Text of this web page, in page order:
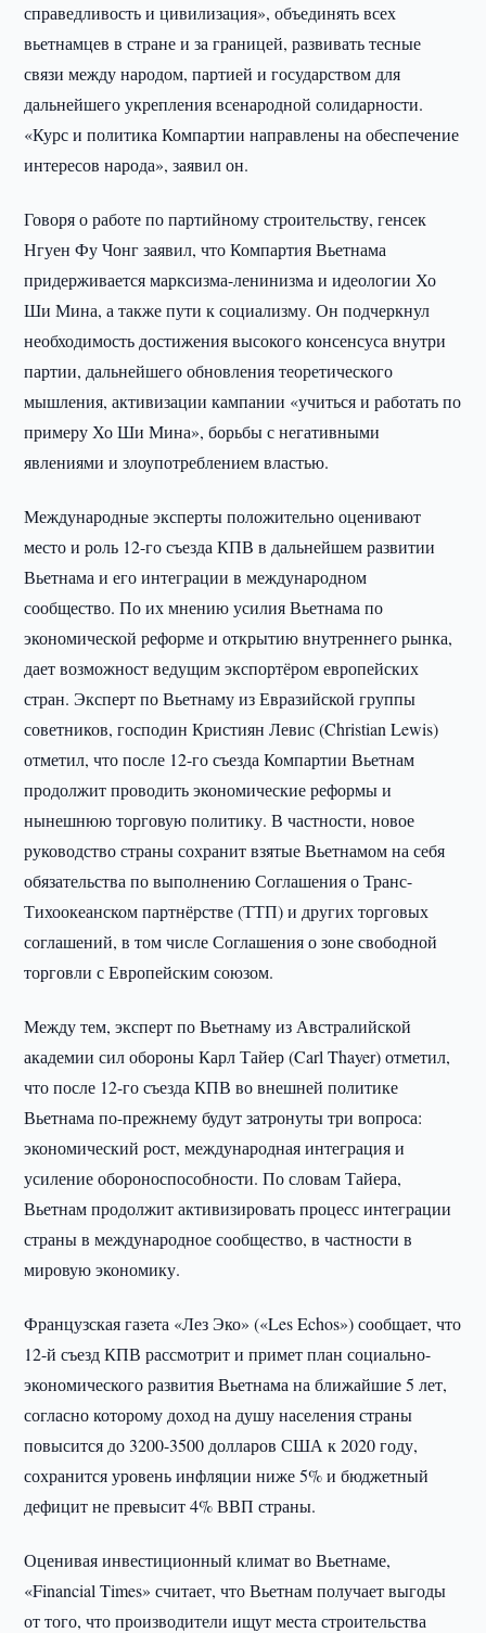
справедливость и цивилизация», объединять всех
вьетнамцев в стране и за границей, развивать тесные
связи между народом, партией и государством для
дальнейшего укрепления всенародной солидарности.
«Курс и политика Компартии направлены на обеспечение
интересов народа», заявил он.
Говоря о работе по партийному строительству, генсек
Нгуен Фу Чонг заявил, что Компартия Вьетнама
придерживается марксизма-ленинизма и идеологии Хо
Ши Мина, а также пути к социализму. Он подчеркнул
необходимость достижения высокого консенсуса внутри
партии, дальнейшего обновления теоретического
мышления, активизации кампании «учиться и работать по
примеру Хо Ши Мина», борьбы с негативными
явлениями и злоупотреблением властью.
Международные эксперты положительно оценивают
место и роль 12-го съезда КПВ в дальнейшем развитии
Вьетнама и его интеграции в международном
сообщество. По их мнению усилия Вьетнама по
экономической реформе и открытию внутреннего рынка,
дает возможност ведущим экспортёром европейских
стран. Эксперт по Вьетнаму из Евразийской группы
советников, господин Кристиян Левис (Christian Lewis)
отметил, что после 12-го съезда Компартии Вьетнам
продолжит проводить экономические реформы и
нынешнюю торговую политику. В частности, новое
руководство страны сохранит взятые Вьетнамом на себя
обязательства по выполнению Соглашения о Транс-
Тихоокеанском партнёрстве (ТТП) и других торговых
соглашений, в том числе Соглашения о зоне свободной
торговли с Европейским союзом.
Между тем, эксперт по Вьетнаму из Австралийской
академии сил обороны Карл Тайер (Carl Thayer) отметил,
что после 12-го съезда КПВ во внешней политике
Вьетнама по-прежнему будут затронуты три вопроса:
экономический рост, международная интеграция и
усиление обороноспособности. По словам Тайера,
Вьетнам продолжит активизировать процесс интеграции
страны в международное сообщество, в частности в
мировую экономику.
Французская газета «Лез Эко» («Les Echos») сообщает, что
12-й съезд КПВ рассмотрит и примет план социально-
экономического развития Вьетнама на ближайшие 5 лет,
согласно которому доход на душу населения страны
повысится до 3200-3500 долларов США к 2020 году,
сохранится уровень инфляции ниже 5% и бюджетный
дефицит не превысит 4% ВВП страны.
Оценивая инвестиционный климат во Вьетнаме,
«Financial Times» считает, что Вьетнам получает выгоды
от того, что производители ищут места строительства